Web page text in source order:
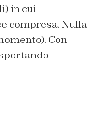
in cui
compresa. Nulla
Con